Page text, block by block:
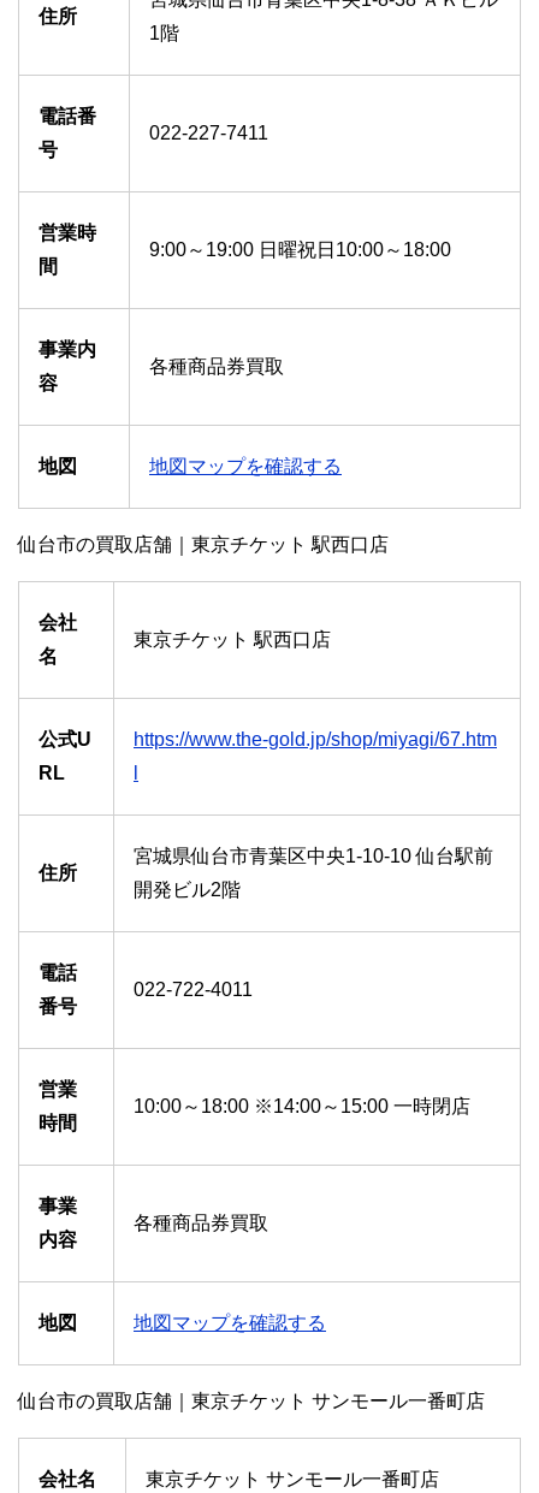
住所
1階
電話番
号
022-227-7411
営業時
間
9:00～19:00 日曜祝日10:00～18:00
事業内
容
各種商品券買取
地図 地図マップを確認する
仙台市の買取店舗｜東京チケット 駅西口店
会社
名
東京チケット 駅西口店
公式U
RL
https://www.the-gold.jp/shop/miyagi/67.htm
住所
宮城県仙台市青葉区中央1-10-10 仙台駅前
開発ビル2階
電話
番号
022-722-4011
営業
時間
10:00～18:00 ※14:00～15:00 一時閉店
事業
内容
各種商品券買取
地図 地図マップを確認する
仙台市の買取店舗｜東京チケット サンモール一番町店
会社名 東京チケット サンモール一番町店